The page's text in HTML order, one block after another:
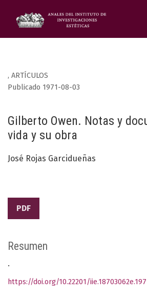
, ARTÍCULOS
Gilberto Owen. Notas y
vida y su obra
Publicado 1971-08-03
José Rojas Garcidueñas
PDF
Resumen
.
https://doi.org/10.22201/